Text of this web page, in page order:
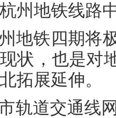
州地铁线路
地铁四期将
状，也是对
拓展延伸。
轨道交通线